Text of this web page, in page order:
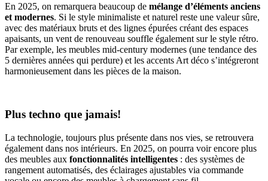
En 2025, on remarquera beaucoup de mélange d’éléments anciens
et modernes. Si le style minimaliste et naturel reste une valeur sûre,
avec des matériaux bruts et des lignes épurées créant des espaces
apaisants, un vent de renouveau souffle également sur le style rétro.
Par exemple, les meubles mid-century modernes (une tendance des
5 dernières années qui perdure) et les accents Art déco s’intégreront
harmonieusement dans les pièces de la maison.
Plus techno que jamais!
La technologie, toujours plus présente dans nos vies, se retrouvera
également dans nos intérieurs. En 2025, on pourra voir encore plus
des meubles aux fonctionnalités intelligentes : des systèmes de
rangement automatisés, des éclairages ajustables via commande